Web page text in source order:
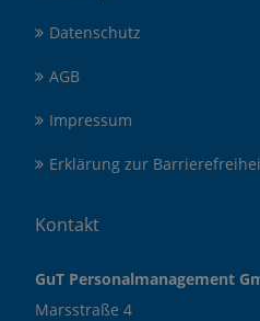
Datenschutz
AGB
Impressum
Erklärung zur
Kontakt
GuT Personalmanagement
Marsstraße 4